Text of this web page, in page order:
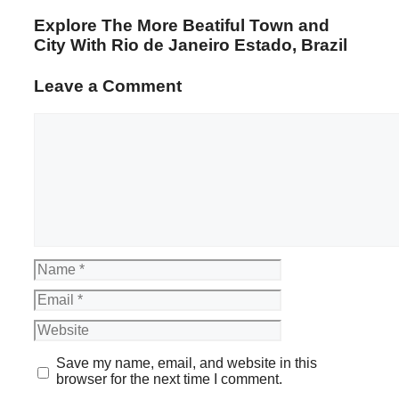
Explore The More Beatiful Town and
City With Rio de Janeiro Estado, Brazil
Leave a Comment
Name
Email
Website
Save my name, email, and website in this
browser for the next time I comment.